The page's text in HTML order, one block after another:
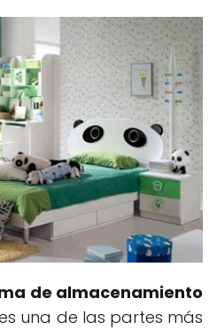
de almacenamiento
una de las partes más